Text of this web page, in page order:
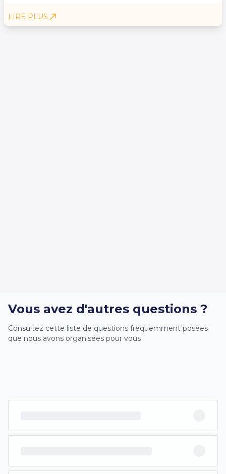
LIRE PLUS
Vous avez d'autres questions ?
Consultez cette liste de questions fréquemment posées
que nous avons organisées pour vous